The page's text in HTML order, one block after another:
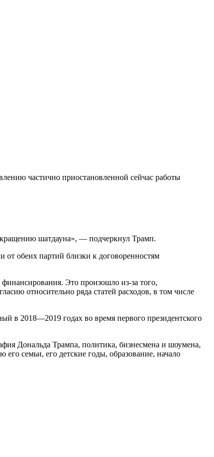
частично приостановленной сейчас работы
шатдауна», — подчеркнул Трамп.
обеих партий близки к договоренностям
Это произошло из-за того,
относительно ряда статей расходов, в том числе
в 2018—2019 годах во время первого президентского
Дональда Трампа, политика, бизнесмена и шоумена,
семьи, его детские годы, образование, начало